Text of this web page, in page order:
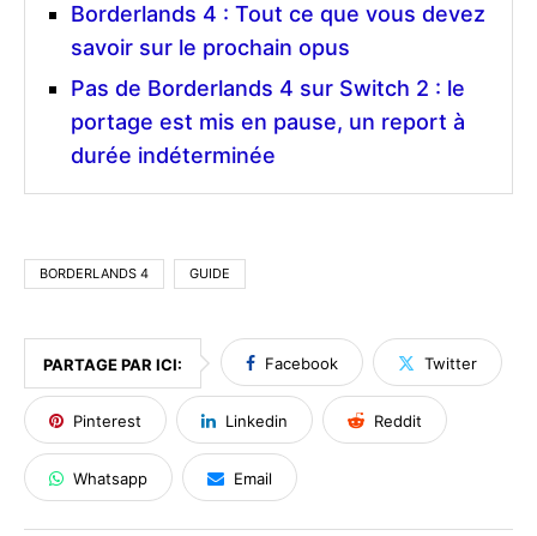
Borderlands 4 : Tout ce que vous devez
savoir sur le prochain opus
Pas de Borderlands 4 sur Switch 2 : le
portage est mis en pause, un report à
durée indéterminée
BORDERLANDS 4 GUIDE
PARTAGE PAR ICI: Facebook Twitter
Pinterest Linkedin Reddit
Whatsapp Email